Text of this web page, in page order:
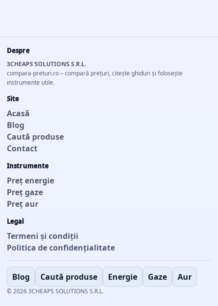
Despre
3CHEAPS SOLUTIONS S.R.L.
compara-preturi.ro – compară prețuri, citește ghiduri și folosește
instrumente utile.
Site
Acasă
Blog
Caută produse
Contact
Instrumente
Preț energie
Preț gaze
Preț aur
Legal
Termeni și condiții
Politica de confidențialitate
Blog Caută produse Energie Gaze Aur
© 2026 3CHEAPS SOLUTIONS S.R.L.